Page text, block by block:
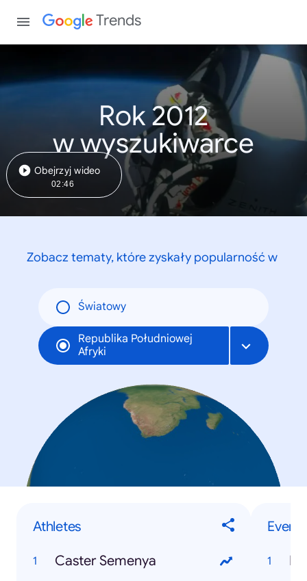
Trends
Rok 2012
w wyszukiwarce
Obejrzyj wideo
02:46
Zobacz tematy, które zyskały popularność w
Światowy
Republika Południowej
Afryki
Athletes
Caster Semenya
Events